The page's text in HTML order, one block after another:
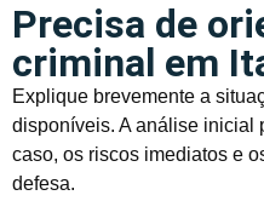
Precisa de
criminal em
Explique brevemente a
disponíveis. A análise inicial
caso, os riscos imediatos e
defesa.